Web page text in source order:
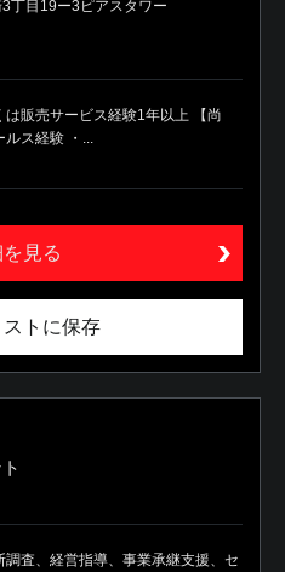
丁目19ー3ピアスタワー
は販売サービス経験1年以上 【尚
ルス経験 ・...
見る
トに保存
調査、経営指導、事業承継支援、セ